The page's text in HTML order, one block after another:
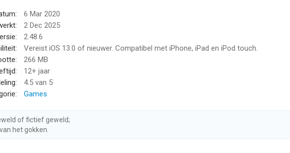
6 Mar 2020
2 Dec 2025
2.48.6
Vereist iOS 13.0 of nieuwer. Compatibel met iPhone, iPad en iPod touch.
266 MB
12+ jaar
4.5 van 5
Games
of fictief geweld;
het gokken.